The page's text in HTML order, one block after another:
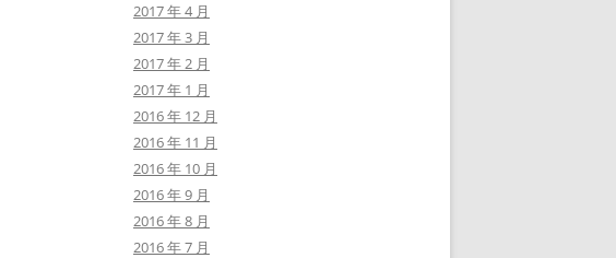
2017 年 4 月
2017 年 3 月
2017 年 2 月
2017 年 1 月
2016 年 12 月
2016 年 11 月
2016 年 10 月
2016 年 9 月
2016 年 8 月
2016 年 7 月